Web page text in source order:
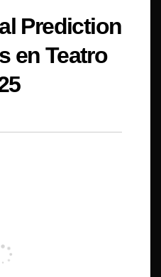
Prediction
en Teatro